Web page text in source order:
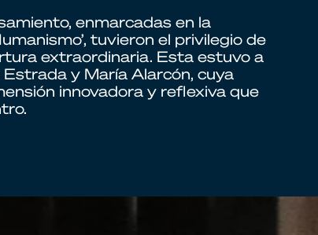
enmarcadas en la
tuvieron el privilegio de
extraordinaria. Esta estuvo a
y María Alarcón, cuya
innovadora y reflexiva que